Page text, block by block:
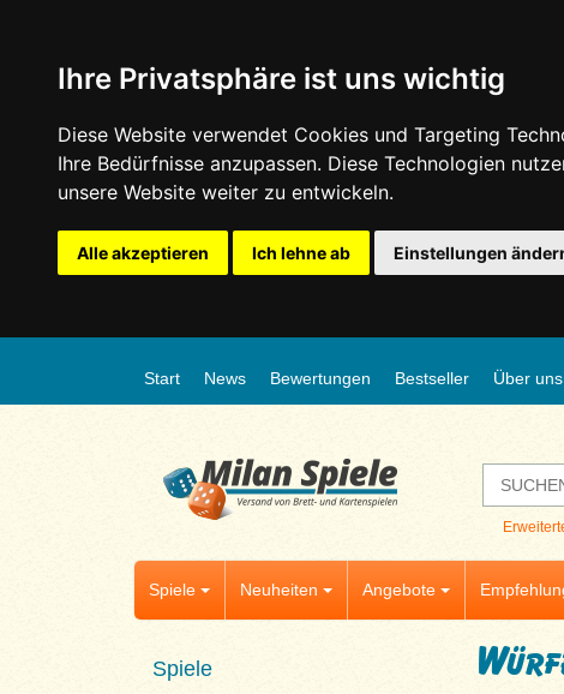
Ihre Privatsphäre ist uns wichtig
Diese Website verwendet Cookies und Targeting
Ihre Bedürfnisse anzupassen. Diese Technologien
unsere Website weiter zu entwickeln.
Alle akzeptieren Ich lehne ab Einstellungen
Start News Bewertungen Bestseller Über uns
Spiele Neuheiten Angebote
Spiele